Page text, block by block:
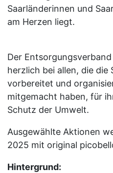
Saarländerinnen und
am Herzen liegt.
Der
herzlich bei allen, die die
vorbereitet und
mitgemacht haben, für
Schutz der Umwelt.
Ausgewählte Aktionen
2025 mit original
Hintergrund: